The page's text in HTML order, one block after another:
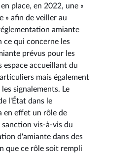
place, en 2022, une «
» afin de veiller au
amiante
ce qui concerne les
prévus pour les
espace accueillant du
mais également
signalements. Le
l'État dans le
en effet un rôle de
vis-à-vis du
d'amiante dans des
que ce rôle soit rempli